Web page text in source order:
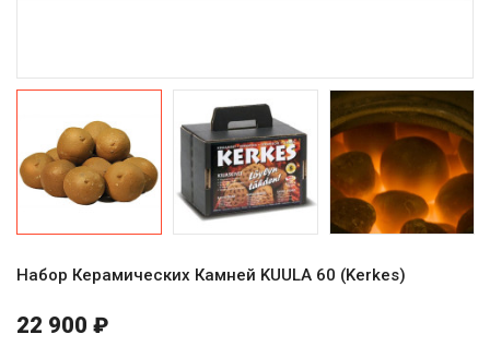
Набор Керамических Камней KUULA 60 (Kerkes)
22 900 ₽